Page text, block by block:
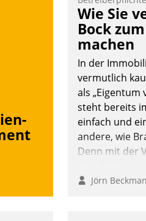
Wie Sie
Bock
machen
In der
vermutlich
als „Eigentum
steht bereits
einfach und
andere, wie
Denn mit der
Jörn